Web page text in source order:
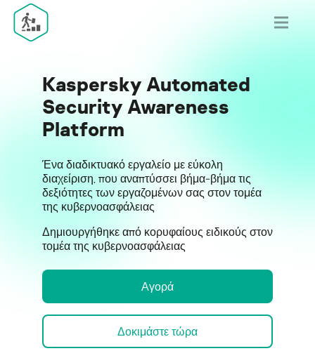
Kaspersky Automated
Security Awareness
Platform
Ένα διαδικτυακό εργαλείο με εύκολη
διαχείριση, που αναπτύσσει βήμα-βήμα τις
δεξιότητες των εργαζομένων σας στον τομέα
της κυβερνοασφάλειας
Δημιουργήθηκε από κορυφαίους ειδικούς στον
τομέα της κυβερνοασφάλειας
Αγορά
Δοκιμάστε τώρα